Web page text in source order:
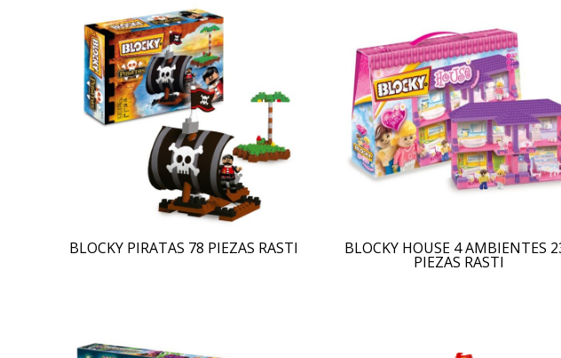
BLOCKY PIRATAS 78 PIEZAS RASTI BLOCKY HOUSE 4 AMBIENTES
PIEZAS RASTI